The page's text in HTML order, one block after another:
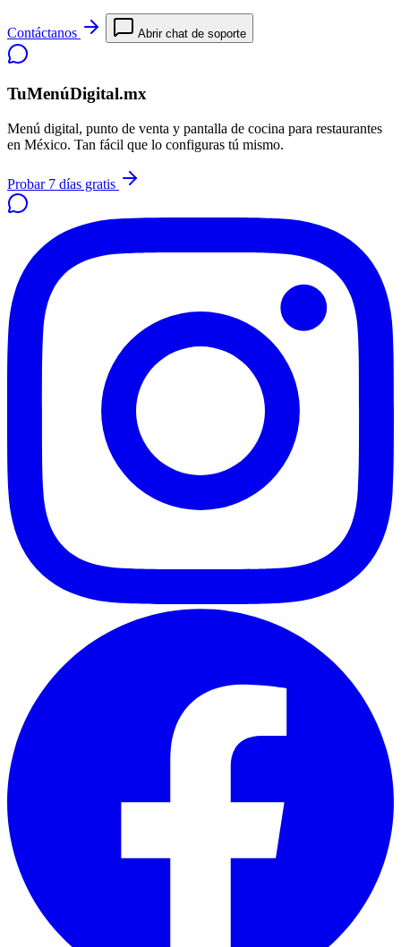
Contáctanos Abrir chat de soporte
TuMenúDigital.mx
Menú digital, punto de venta y pantalla de cocina para restaurantes
en México. Tan fácil que lo configuras tú mismo.
Probar 7 días gratis